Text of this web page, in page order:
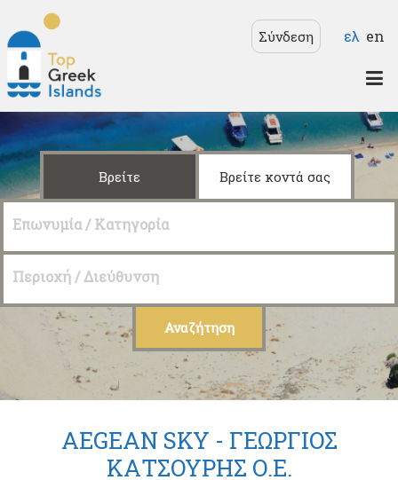
κυρίως περιεχόμενο
Top
Greek
Islands
Σύνδεση ελ en
Βρείτε Βρείτε κοντά σας
Επωνυμία / Κατηγορία
Περιοχή / Διεύθυνση
AEGEAN SKY - ΓΕΩΡΓΙΟΣ
ΚΑΤΣΟΥΡΗΣ Ο.Ε.